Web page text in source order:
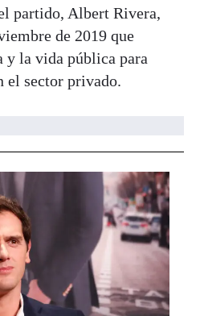
partido, Albert Rivera,
de 2019 que
y la vida pública para
el sector privado.